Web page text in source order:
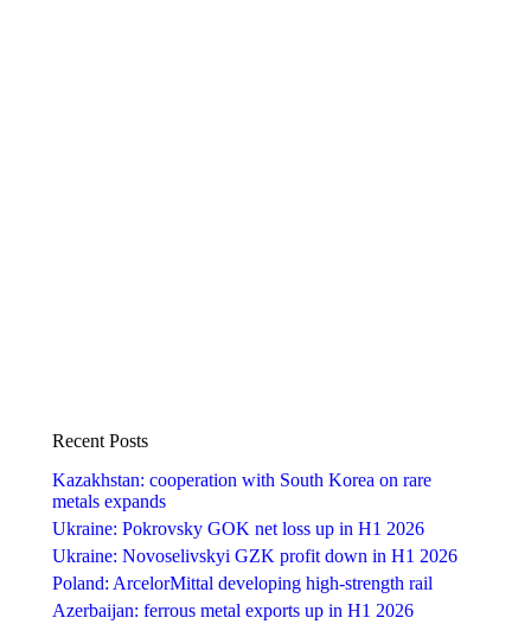
Recent Posts
Kazakhstan: cooperation with South Korea on rare
metals expands
Ukraine: Pokrovsky GOK net loss up in H1 2026
Ukraine: Novoselivskyi GZK profit down in H1 2026
Poland: ArcelorMittal developing high-strength rail
Azerbaijan: ferrous metal exports up in H1 2026